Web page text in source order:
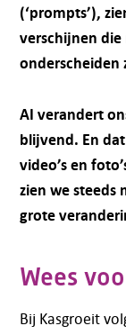
(‘prompts’),
verschijnen
onderscheiden
AI verandert
blijvend. En
video’s en
zien we steeds
grote
Wees
Bij Kasgroeit